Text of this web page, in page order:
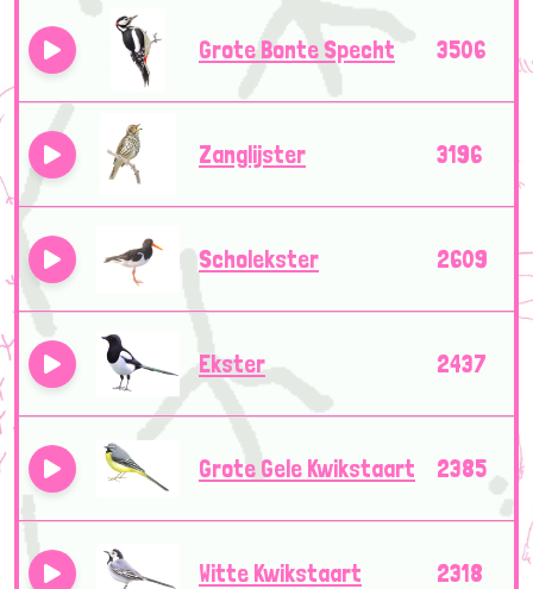
Grote Bonte Specht 3506
Zanglijster 3196
Scholekster 2609
Ekster 2437
Grote Gele Kwikstaart 2385
Witte Kwikstaart 2318